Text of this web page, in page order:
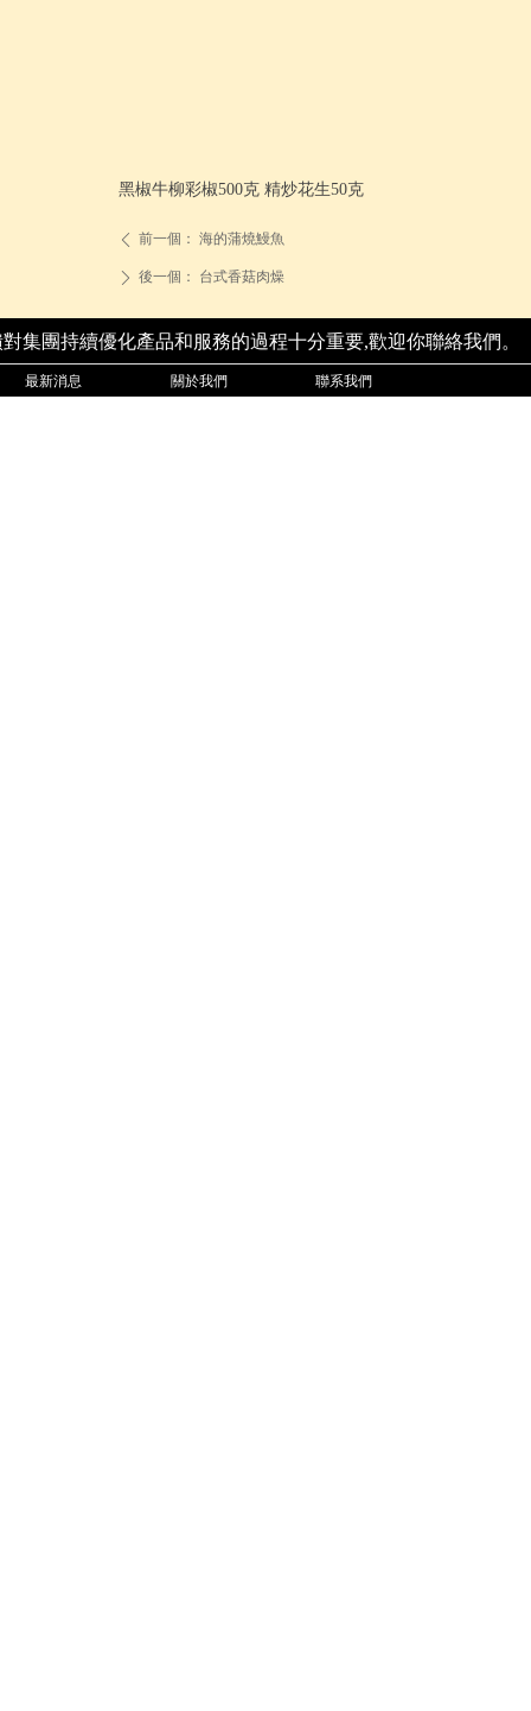
黑椒牛柳彩椒500克 精炒花生50克
ꄴ 前一個： 海的蒲燒鰻魚
ꄲ 後一個： 台式香菇肉燥
集團持續優化產品和服務的過程十分重要,歡迎你聯絡我們。
最新消息 關於我們 聯系我們